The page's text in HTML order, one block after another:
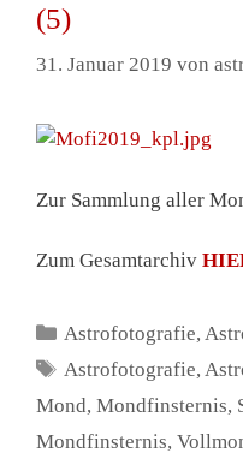
(5)
31. Januar 2019 von
Zur Sammlung aller
Zum Gesamtarchiv
Kategorien
Astrofotografie,
Schlagwörter
Astrofotografie,
Mond, Mondfinsternis,
Mondfinsternis,